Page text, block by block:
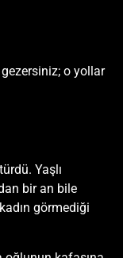
o yollar
Yaşlı
bir an bile
görmediği